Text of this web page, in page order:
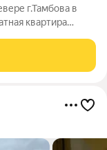
г.Тамбова в
квартира
репутацией